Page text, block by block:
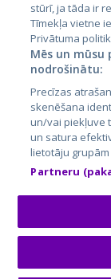
City24.lv
City24.ee
GetaPro.lv
GetaPro.ee
Skelbiu.lt
Autoplius.lt
Aruodas.lt
© 2026 GetaPro.
stūrī, ja tāda ir
Tīmekļa vietne
Privātuma
Mēs un
nodrošinātu:
Precīzas
skenēšana
un/vai piekļuve
un satura
lietotāju
Partneru